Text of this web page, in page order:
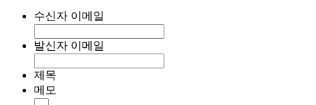
수신자 이메일
발신자 이메일
제목
메모